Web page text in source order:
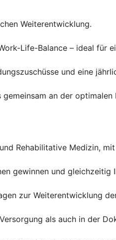
Weiterentwicklung.
Life-Balance – ideal für
und eine
an der optimalen
Rehabilitative Medizin,
gewinnen und gleichzeitig
zur Weiterentwicklung
als auch in der